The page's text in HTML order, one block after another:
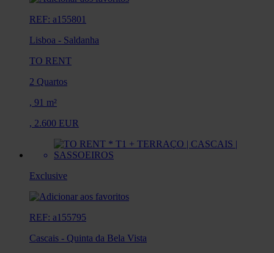
REF: a155801
Lisboa - Saldanha
TO RENT
2 Quartos
, 91 m²
, 2.600 EUR
Exclusive
REF: a155795
Cascais - Quinta da Bela Vista